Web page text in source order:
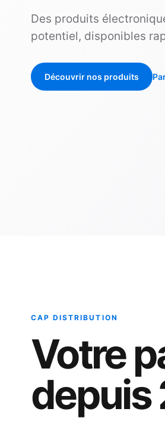
Des produits
potentiel, disponibles
Découvrir nos produits
CAP DISTRIBUTION
Votre
depuis